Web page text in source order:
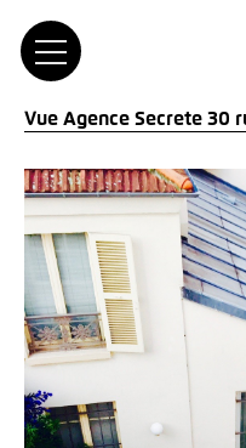
Vue Agence Secrete 30